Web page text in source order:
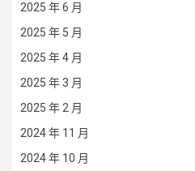
2025 年 6 月
2025 年 5 月
2025 年 4 月
2025 年 3 月
2025 年 2 月
2024 年 11 月
2024 年 10 月